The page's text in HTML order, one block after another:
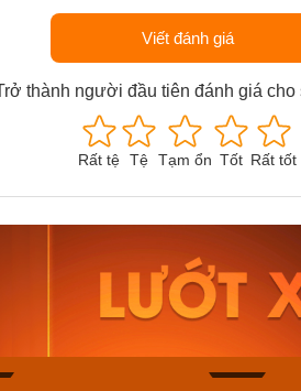
Viết đánh giá
thành người đầu tiên đánh giá cho
Rất tệ Tệ Tạm ổn Tốt Rất tốt
Casio Nam MTS-
115D-1AVDF
2.823.000₫
2.399.550₫
Mua ngay